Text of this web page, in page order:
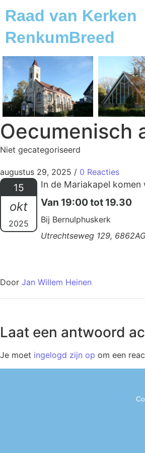
Raad van Kerken
RenkumBreed
Oecumenisch
Niet gecategoriseerd
augustus 29, 2025 / 0 Reacties
15
okt
2025
In de Mariakapel
Van 19:00 tot 19.30
Bij Bernulphuskerk
Utrechtseweg 129,
Door Jan Willem Heinen
Laat een antwoord
Je moet ingelogd zijn op om een